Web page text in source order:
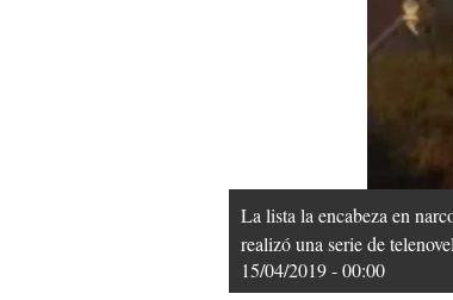
La lista la encabeza en
realizó una serie de
15/04/2019 - 00:00